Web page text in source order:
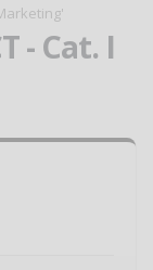
- Cat. I